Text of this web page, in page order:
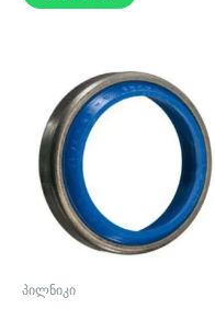
პილნიკი